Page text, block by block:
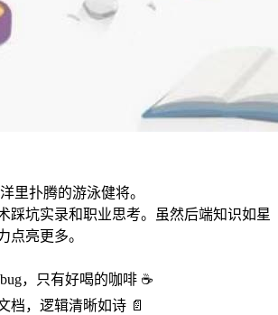
里扑腾的游泳健将。
踩坑实录和职业思考。虽然后端知识如星
点亮更多。
，只有好喝的咖啡 ☕️
档，逻辑清晰如诗 📄